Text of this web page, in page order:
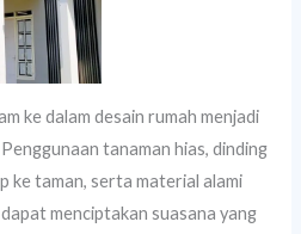
ke dalam desain rumah menjadi
tanaman hias, dinding
ke taman, serta material alami
menciptakan suasana yang